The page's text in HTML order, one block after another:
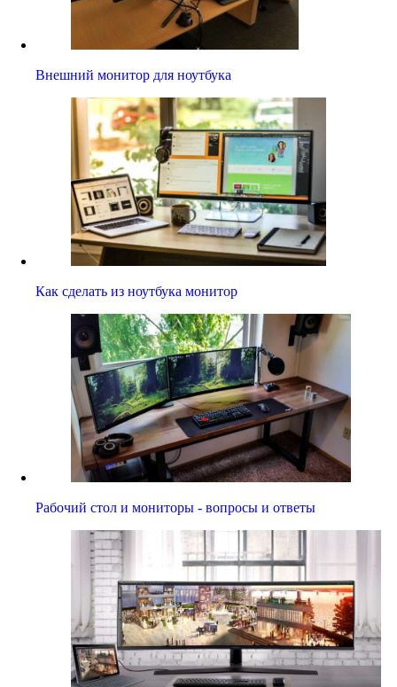
Внешний монитор для ноутбука
Как сделать из ноутбука монитор
Рабочий стол и мониторы - вопросы и ответы